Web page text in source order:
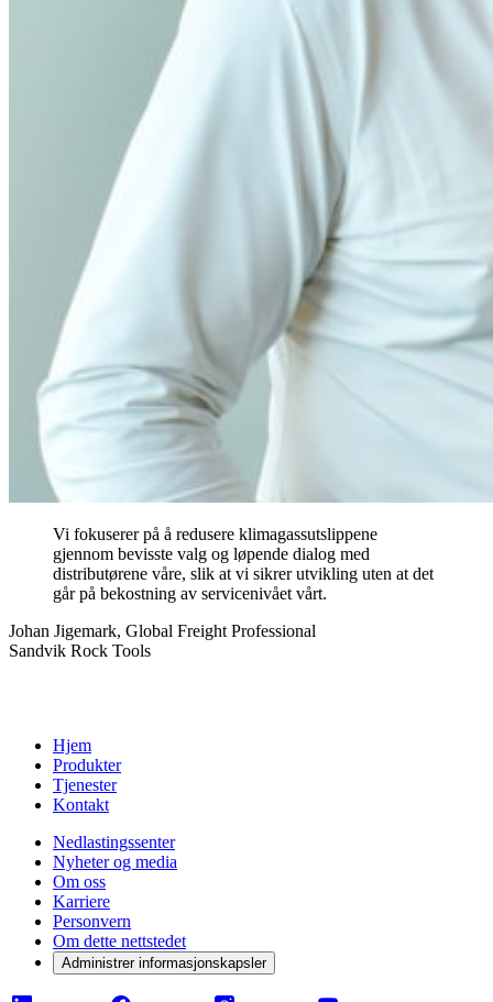
Vi fokuserer på å redusere klimagassutslippene
gjennom bevisste valg og løpende dialog med
distributørene våre, slik at vi sikrer utvikling uten at det
går på bekostning av servicenivået vårt.
Johan Jigemark, Global Freight Professional
Sandvik Rock Tools
Hjem
Produkter
Tjenester
Kontakt
Nedlastingssenter
Nyheter og media
Om oss
Karriere
Personvern
Om dette nettstedet
Administrer informasjonskapsler